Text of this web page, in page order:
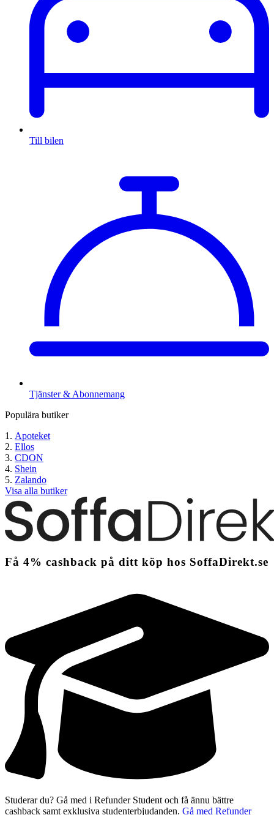
Till bilen
Tjänster & Abonnemang
Populära butiker
Apoteket
Ellos
CDON
Shein
Zalando
Visa alla butiker
Få 4% cashback på ditt köp hos SoffaDirekt.se
Studerar du? Gå med i Refunder Student och få ännu bättre
cashback samt exklusiva studenterbjudanden. Gå med Refunder